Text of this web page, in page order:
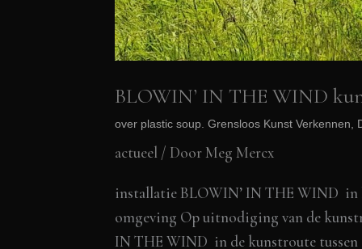
BLOWIN’ IN THE WIND
over plastic soup. Grensloos Kunst Verkennen,
actueel / Door Meg Mercx
installatie BLOWIN’ IN THE WIND in
omgeving Op uitnodiging van de
IN THE WIND in de kunstroute tussen